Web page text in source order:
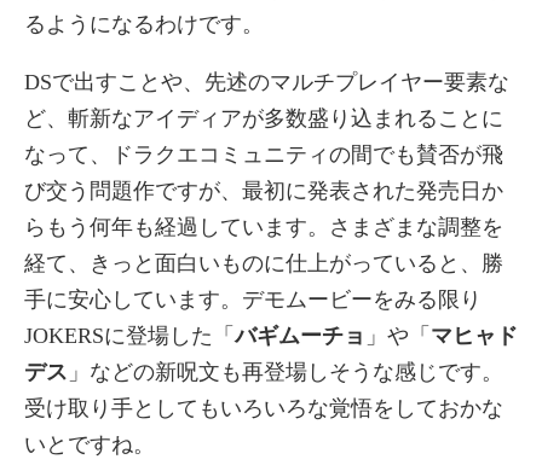
るようになるわけです。
DSで出すことや、先述のマルチプレイヤー要素な
ど、斬新なアイディアが多数盛り込まれることに
なって、ドラクエコミュニティの間でも賛否が飛
び交う問題作ですが、最初に発表された発売日か
らもう何年も経過しています。さまざまな調整を
経て、きっと面白いものに仕上がっていると、勝
手に安心しています。デモムービーをみる限り
JOKERSに登場した「バギムーチョ 」や「 マヒャド
デス 」などの新呪文も再登場しそうな感じです。
受け取り手としてもいろいろな覚悟をしておかな
いとですね。